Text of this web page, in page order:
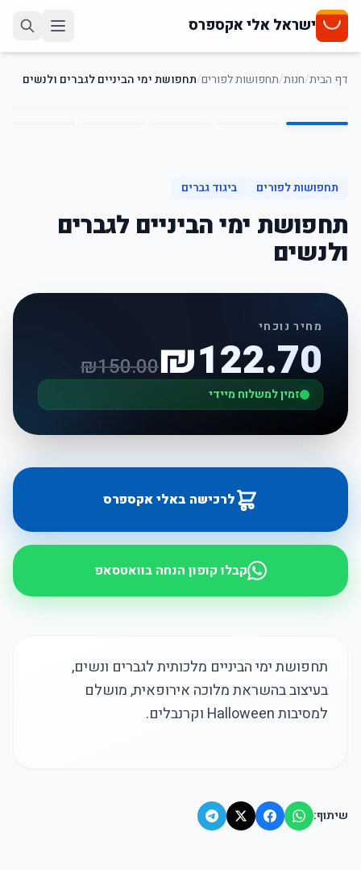
ישראל אלי אקספרס
דף הבית/חנות/תחפושות לפורים/תחפושת ימי הביניים לגברים ולנשים
1
/
5
תחפושות לפורים ביגוד גברים
תחפושת ימי הביניים לגברים
ולנשים
מחיר נוכחי
₪122.70
₪150.00
זמין למשלוח מיידי
לרכישה באלי אקספרס
קבלו קופון הנחה בוואטסאפ
תחפושת ימי הביניים מלכותית לגברים ונשים,
בעיצוב בהשראת מלוכה אירופאית, מושלם
למסיבות Halloween וקרנבלים.
שיתוף: